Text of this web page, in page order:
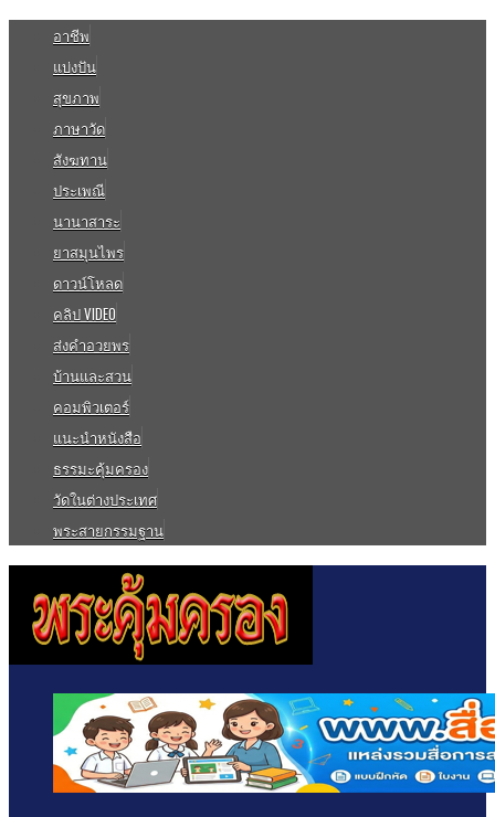
อาชีพ
แบ่งปัน
สุขภาพ
ภาษาวัด
สังฆทาน
ประเพณี
นานาสาระ
ยาสมุนไพร
ดาวน์โหลด
คลิป VIDEO
ส่งคำอวยพร
บ้านและสวน
คอมพิวเตอร์
แนะนำหนังสือ
ธรรมะคุ้มครอง
วัดในต่างประเทศ
พระสายกรรมฐาน